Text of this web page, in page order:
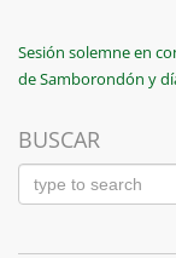
de
entradas
Previous
Post
Sesión solemne en
de Samborondón y
BUSCAR